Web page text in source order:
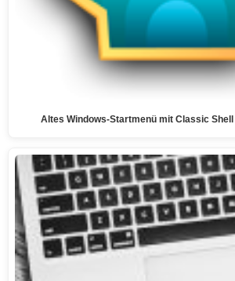
Altes Windows-Startmenü mit Classic